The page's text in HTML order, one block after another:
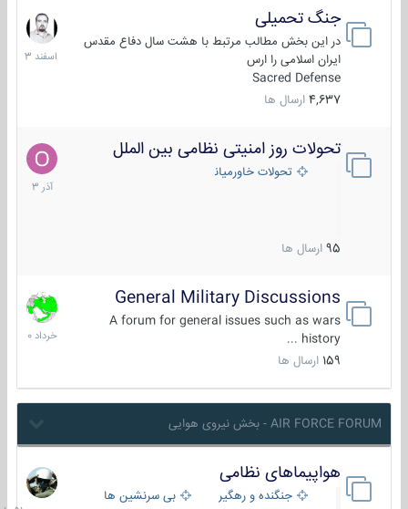
جنگ تحمیلی
در این بخش مطالب مرتبط با هشت سال دفاع مقدس
ایران اسلامی را ارس
Sacred Defense
4,637 ارسال ها
20
اسفند
1403
تحولات روز امنیتی نظامی بین الملل
تحولات خاورمیانه
95 ارسال ها
21
آذر
General Military Discussions
A forum for general issues such as wars
history ...
159 ارسال ها
10
خرداد
AIR FORCE FORUM - بخش نیروی هوایی
هواپیماهای نظامی
جنگنده و رهگیر بی سرنشین ها
جمعه
در